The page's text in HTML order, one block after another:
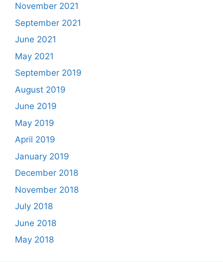
November 2021
September 2021
June 2021
May 2021
September 2019
August 2019
June 2019
May 2019
April 2019
January 2019
December 2018
November 2018
July 2018
June 2018
May 2018